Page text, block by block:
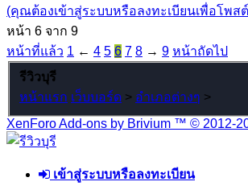
(คุณต้องเข้าสู่ระบบหรือลงทะเบียนเพื่อโพส
หน้า 6 จาก 9
หน้าที่แล้ว 1 ← 4 5 6 7 8 → 9 หน้าถัดไป
รีวิวบุรี
หน้าแรก เว็บบอร์ด > อำเภอต่างๆ >
XenForo Add-ons by Brivium ™ © 2012-
เข้าสู่ระบบหรือลงทะเบียน